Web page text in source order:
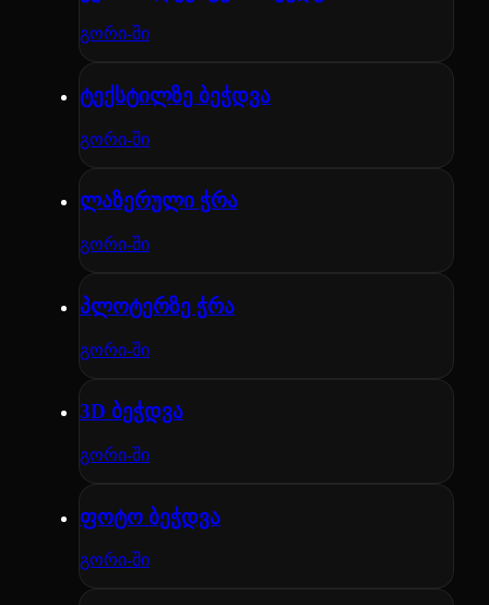
გორი-ში
ტექსტილზე ბეჭდვა
გორი-ში
ლაზერული ჭრა
გორი-ში
პლოტერზე ჭრა
გორი-ში
3D ბეჭდვა
გორი-ში
ფოტო ბეჭდვა
გორი-ში